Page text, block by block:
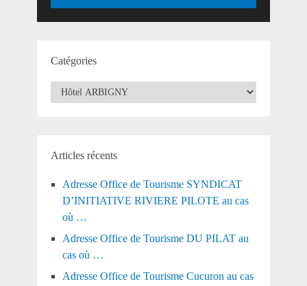
Catégories
Catégories
Articles récents
Adresse Office de Tourisme SYNDICAT
D’INITIATIVE RIVIERE PILOTE au cas
où …
Adresse Office de Tourisme DU PILAT au
cas où …
Adresse Office de Tourisme Cucuron au cas